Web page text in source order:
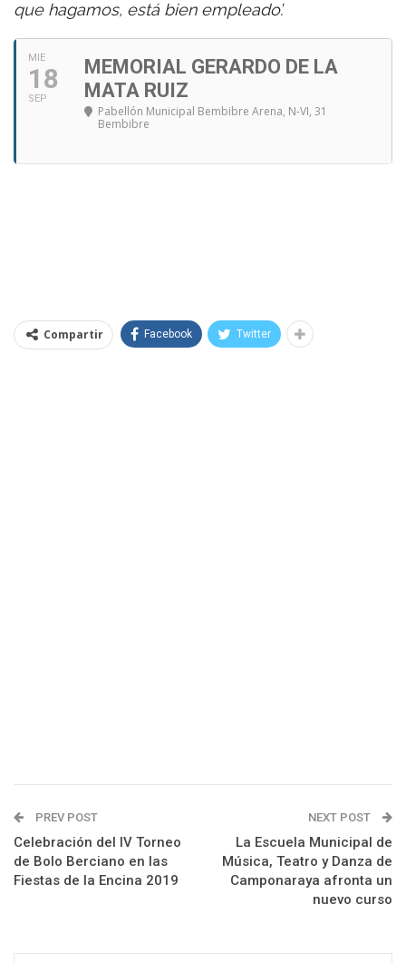
que hagamos, está bien empleado’.
MIE
18
SEP
MEMORIAL GERARDO DE LA
MATA RUIZ
Pabellón Municipal Bembibre Arena, N-VI, 31
Bembibre
Compartir Facebook Twitter
PREV POST
Celebración del IV Torneo
de Bolo Berciano en las
Fiestas de la Encina 2019
NEXT POST
La Escuela Municipal de
Música, Teatro y Danza de
Camponaraya afronta un
nuevo curso